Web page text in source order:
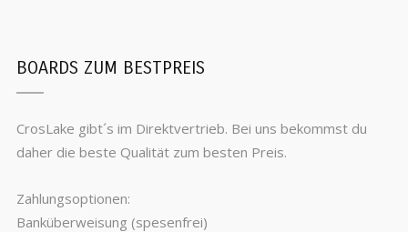
BOARDS ZUM BESTPREIS
CrosLake gibt´s im Direktvertrieb. Bei uns bekommst du
daher die beste Qualität zum besten Preis.
Zahlungsoptionen:
Banküberweisung (spesenfrei)